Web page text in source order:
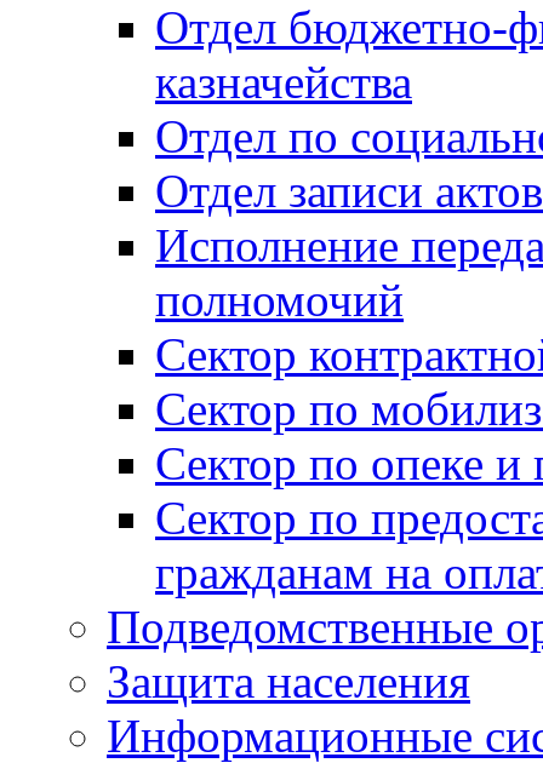
Отдел бюджетно-
казначейства
Отдел по
Отдел записи
Исполнение
полномочий
Сектор
Сектор по
Сектор по опеке и
Сектор по
гражданам на
Подведомственные
Защита населения
Информационные